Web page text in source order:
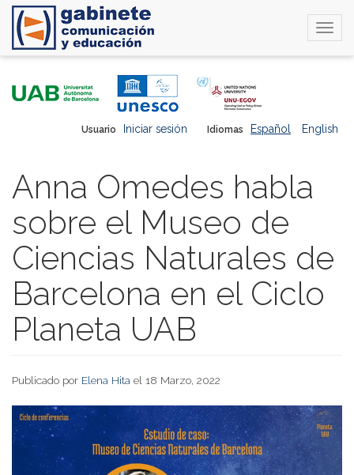
Idiomas Español English
Usuario Iniciar sesión
Anna Omedes habla
sobre el Museo de
Ciencias Naturales de
Barcelona en el Ciclo
Planeta UAB
Publicado por Elena Hita el 18 Marzo, 2022